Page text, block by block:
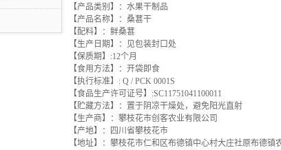
【产品类别】：水果干制品
【产品名称】：桑葚干
【配料】：鲜桑葚
【生产日期】：见包装封口处
【保质期】:12个月
【食用方法】：开袋即食
【执行标准】: Q / PCK 0001S
【食品生产许可证号】:SC11751041100011
【贮藏方法】：置于阴凉干燥处，避免阳光直射
【生产商】：攀枝花市创客农业有限公司
【产地】：四川省攀枝花市
【地址】：攀枝花市仁和区布德镇中心村大庄社原布德镇